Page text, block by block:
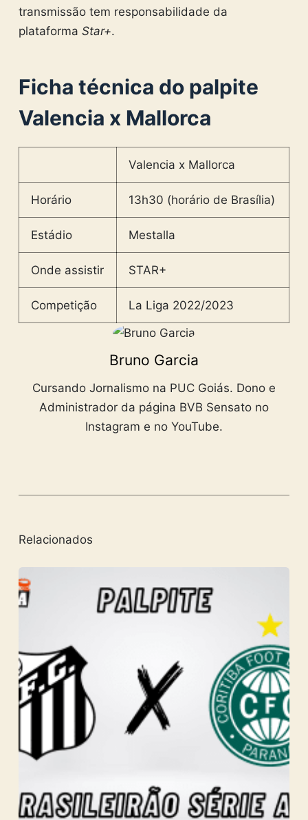
transmissão tem responsabilidade da
plataforma Star+.
Ficha técnica do palpite
Valencia x Mallorca
Valencia x Mallorca
Horário 13h30 (horário de Brasília)
Estádio Mestalla
Onde assistir STAR+
Competição La Liga 2022/2023
Bruno Garcia
Cursando Jornalismo na PUC Goiás. Dono e
Administrador da página BVB Sensato no
Instagram e no YouTube.
Relacionados